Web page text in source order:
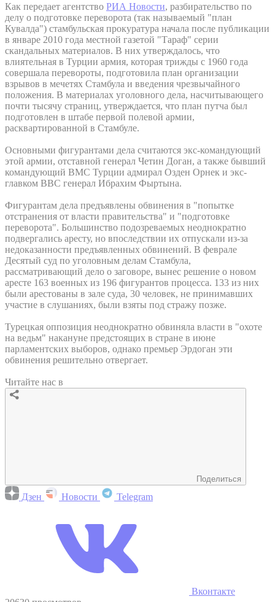
Как передает агентство РИА Новости, разбирательство по
делу о подготовке переворота (так называемый "план
Кувалда") стамбульская прокуратура начала после публикации
в январе 2010 года местной газетой "Тараф" серии
скандальных материалов. В них утверждалось, что
влиятельная в Турции армия, которая трижды с 1960 года
совершала перевороты, подготовила план организации
взрывов в мечетях Стамбула и введения чрезвычайного
положения. В материалах уголовного дела, насчитывающего
почти тысячу страниц, утверждается, что план путча был
подготовлен в штабе первой полевой армии,
расквартированной в Стамбуле.
Основными фигурантами дела считаются экс-командующий
этой армии, отставной генерал Четин Доган, а также бывший
командующий ВМС Турции адмирал Озден Орнек и экс-
главком ВВС генерал Ибрахим Фыртына.
Фигурантам дела предъявлены обвинения в "попытке
отстранения от власти правительства" и "подготовке
переворота". Большинство подозреваемых неоднократно
подвергались аресту, но впоследствии их отпускали из-за
недоказанности предъявленных обвинений. В феврале
Десятый суд по уголовным делам Стамбула,
рассматривающий дело о заговоре, вынес решение о новом
аресте 163 военных из 196 фигурантов процесса. 133 из них
были арестованы в зале суда, 30 человек, не принимавших
участие в слушаниях, были взяты под стражу позже.
Турецкая оппозиция неоднократно обвиняла власти в "охоте
на ведьм" накануне предстоящих в стране в июне
парламентских выборов, однако премьер Эрдоган эти
обвинения решительно отвергает.
Читайте нас в
Поделиться
Дзен Новости Telegram
Вконтакте